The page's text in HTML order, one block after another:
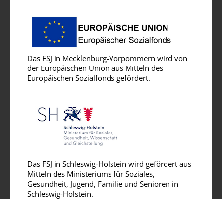
Das FSJ in Mecklenburg-Vorpommern wird von
der Europäischen Union aus Mitteln des
Europäischen Sozialfonds gefördert.
Das FSJ in Schleswig-Holstein wird gefördert aus
Mitteln des Ministeriums für Soziales,
Gesundheit, Jugend, Familie und Senioren in
Schleswig-Holstein.